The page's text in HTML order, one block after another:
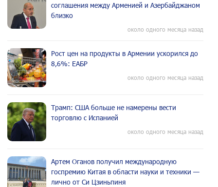
соглашения между Арменией и Азербайджаном
близко
около одного месяца назад
Рост цен на продукты в Армении ускорился до
8,6%: ЕАБР
около одного месяца назад
Трамп: США больше не намерены вести
торговлю с Испанией
около одного месяца назад
Артем Оганов получил международную
госпремию Китая в области науки и техники —
лично от Си Цзиньпиня